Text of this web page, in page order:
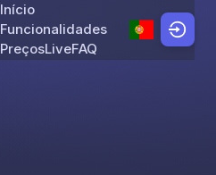
Skip to content
Início
Funcionalidades
PreçosLiveFAQ